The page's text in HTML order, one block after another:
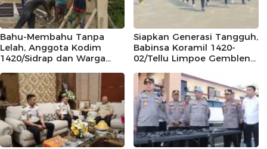
Bahu-Membahu Tanpa
Lelah, Anggota Kodim
1420/Sidrap dan Warga
Pembangunan Dekker
Jembatan Beton
Siapkan Generasi Tangguh,
Babinsa Koramil 1420-
02/Tellu Limpoe Gembleng
Kecamatan